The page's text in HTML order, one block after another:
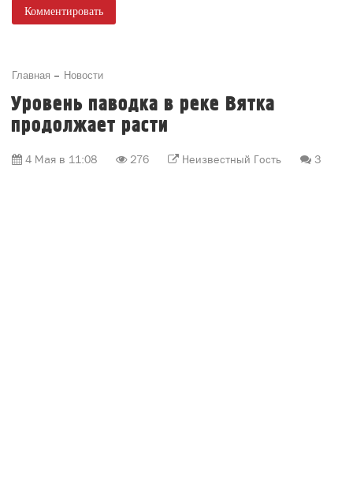
Комментировать
Главная Новости
Уровень паводка в реке Вятка
продолжает расти
4 Мая в 11:08 276 Неизвестный Гость 3